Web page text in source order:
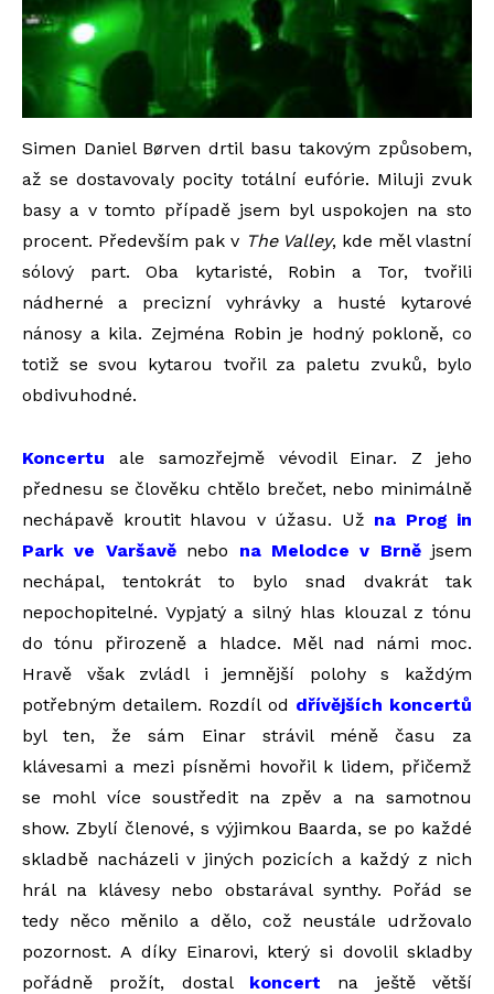
Simen Daniel Børven drtil basu takovým způsobem,
až se dostavovaly pocity totální eufórie. Miluji zvuk
basy a v tomto případě jsem byl uspokojen na sto
procent. Především pak v The Valley, kde měl vlastní
sólový part. Oba kytaristé, Robin a Tor, tvořili
nádherné a precizní vyhrávky a husté kytarové
nánosy a kila. Zejména Robin je hodný pokloně, co
totiž se svou kytarou tvořil za paletu zvuků, bylo
obdivuhodné.
Koncertu ale samozřejmě vévodil Einar. Z jeho
přednesu se člověku chtělo brečet, nebo minimálně
nechápavě kroutit hlavou v úžasu. Už na Prog in
Park ve Varšavěnebo na Melodce v Brnějsem
nechápal, tentokrát to bylo snad dvakrát tak
nepochopitelné. Vypjatý a silný hlas klouzal z tónu
do tónu přirozeně a hladce. Měl nad námi moc.
Hravě však zvládl i jemnější polohy s každým
potřebným detailem. Rozdíl od dřívějších koncertů
byl ten, že sám Einar strávil méně času za
klávesami a mezi písněmi hovořil k lidem, přičemž
se mohl více soustředit na zpěv a na samotnou
show. Zbylí členové, s výjimkou Baarda, se po každé
skladbě nacházeli v jiných pozicích a každý z nich
hrál na klávesy nebo obstarával synthy. Pořád se
tedy něco měnilo a dělo, což neustále udržovalo
pozornost. A díky Einarovi, který si dovolil skladby
pořádně prožít, dostal koncert na ještě větší